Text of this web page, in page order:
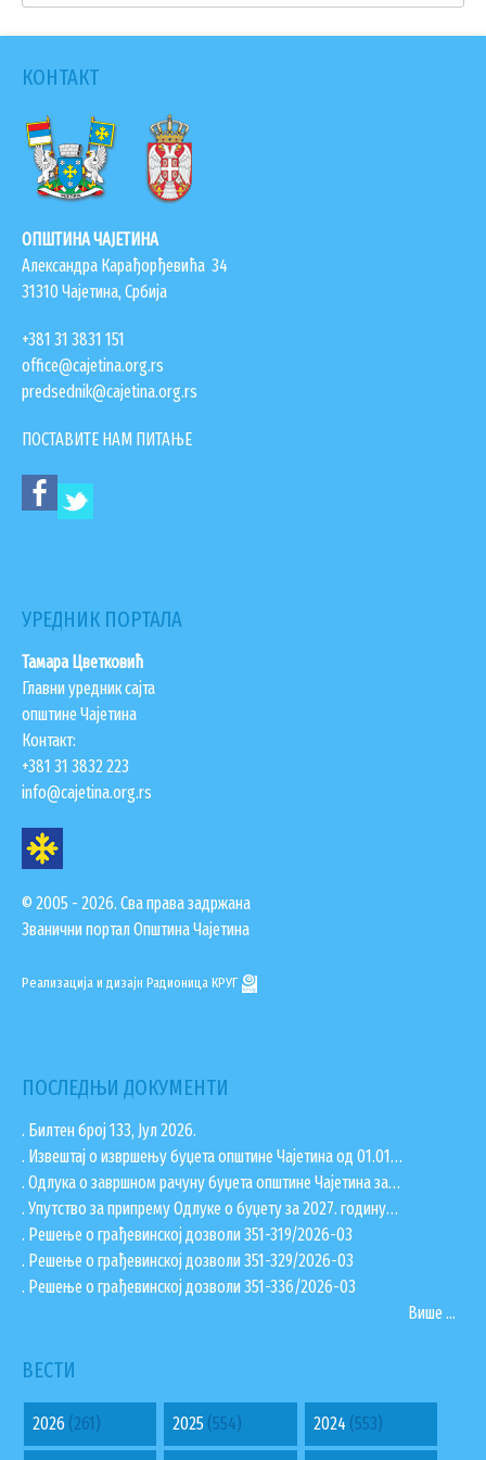
КОНТАКТ
ОПШТИНА ЧАЈЕТИНА
Александра Карађорђевића 34
31310 Чајетина, Србија
+381 31 3831 151
office@cajetina.org.rs
predsednik@cajetina.org.rs
ПОСТАВИТЕ НАМ ПИТАЊЕ
УРЕДНИК ПОРТАЛА
Тамара Цветковић
Главни уредник сајта
општине Чајетина
Контакт:
+381 31 3832 223
info@cajetina.org.rs
© 2005 - 2026. Сва права задржана
Званични портал Општина Чајетина
Реализација и дизајн Радионица КРУГ
ПОСЛЕДЊИ ДОКУМЕНТИ
. Билтен број 133, Јул 2026.
. Извештај о извршењу буџета општине Чајетина од 01.01…
. Одлука о завршном рачуну буџета општине Чајетина за…
. Упутство за припрему Одлуке о буџету за 2027. годину…
. Решење о грађевинској дозволи 351-319/2026-03
. Решење о грађевинској дозволи 351-329/2026-03
. Решење о грађевинској дозволи 351-336/2026-03
Више ...
ВЕСТИ
2026 (261) 2025 (554) 2024 (553)